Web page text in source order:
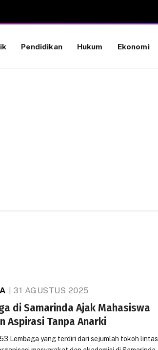
Pendidikan Hukum Ekonomi
31 AGUSTUS 2025
di Samarinda Ajak Mahasiswa
Aspirasi Tanpa Anarki
Lembaga yang terdiri dari sejumlah tokoh lintas